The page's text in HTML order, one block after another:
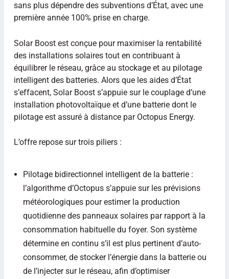
sans plus dépendre des subventions d’État, avec une
première année 100% prise en charge.
Solar Boost est conçue pour maximiser la rentabilité
des installations solaires tout en contribuant à
équilibrer le réseau, grâce au stockage et au pilotage
intelligent des batteries. Alors que les aides d’État
s’effacent, Solar Boost s’appuie sur le couplage d’une
installation photovoltaïque et d’une batterie dont le
pilotage est assuré à distance par Octopus Energy.
L’offre repose sur trois piliers :
Pilotage bidirectionnel intelligent de la batterie :
l’algorithme d’Octopus s’appuie sur les prévisions
météorologiques pour estimer la production
quotidienne des panneaux solaires par rapport à la
consommation habituelle du foyer. Son système
détermine en continu s’il est plus pertinent d’auto-
consommer, de stocker l’énergie dans la batterie ou
de l’injecter sur le réseau, afin d’optimiser